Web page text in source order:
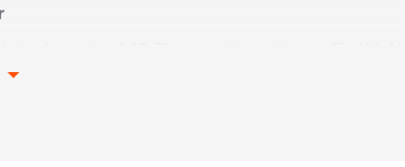
und Haartrockner. Zur Austattung gehören